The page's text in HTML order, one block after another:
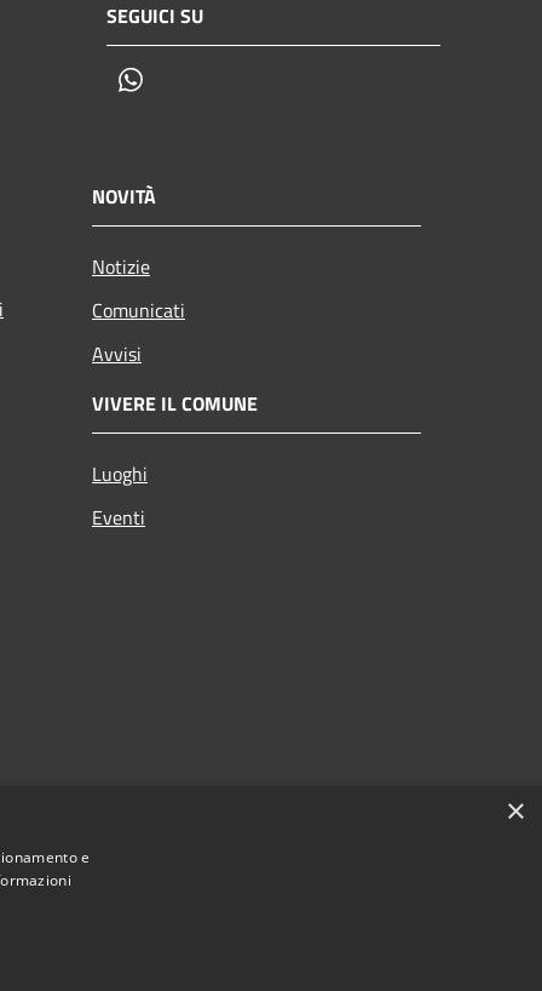
SEGUICI SU
NOVITÀ
Notizie
Comunicati
Avvisi
VIVERE IL COMUNE
Luoghi
Eventi
×
e